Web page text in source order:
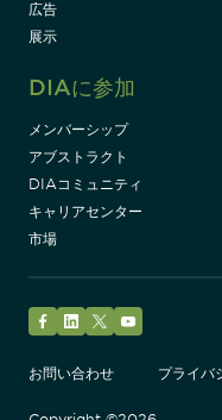
広告
展示
DIAに参加
メンバーシップ
アブストラクト
DIAコミュニティ
キャリアセンター
市場
お問い合わせ
プライバ